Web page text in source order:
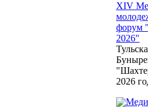
XIV
форум
2026"
2026